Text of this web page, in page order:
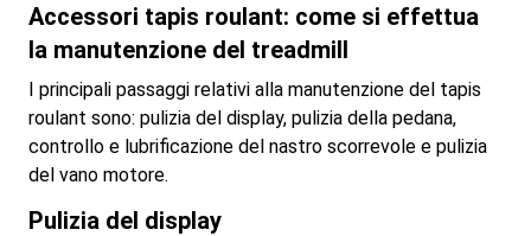
Accessori tapis roulant: come si effettua
la manutenzione del treadmill
I principali passaggi relativi alla manutenzione del tapis
roulant sono: pulizia del display, pulizia della pedana,
controllo e lubrificazione del nastro scorrevole e pulizia
del vano motore.
Pulizia del display